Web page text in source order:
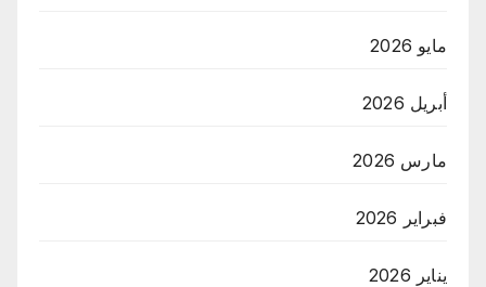
مايو 2026
أبريل 2026
مارس 2026
فبراير 2026
يناير 2026